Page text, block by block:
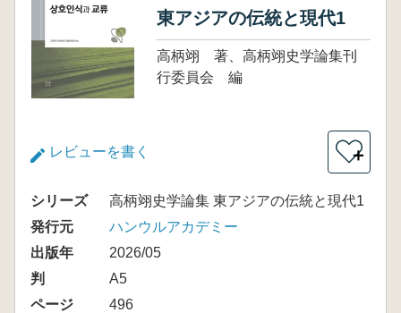
東アジアの伝統と現代1
高柄翊 著、高柄翊史学論集刊
行委員会 編
レビューを書く ＋
シリーズ
高柄翊史学論集 東アジアの伝統と現代1
発行元
ハンウルアカデミー
出版年
2026/05
判
A5
ページ
496